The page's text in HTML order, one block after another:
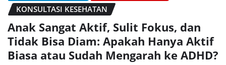
KONSULTASI KESEHATAN
Anak Sangat Aktif, Sulit Fokus, dan
Tidak Bisa Diam: Apakah Hanya Aktif
Biasa atau Sudah Mengarah ke ADHD?